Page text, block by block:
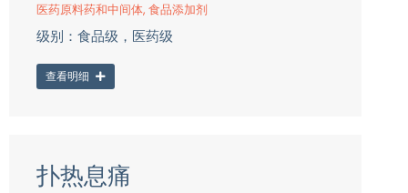
医药原料药和中间体, 食品添加剂
级别：食品级，医药级
查看明细
扑热息痛